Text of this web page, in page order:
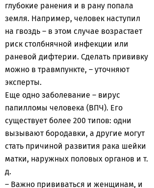
глубокие ранения и в рану попала
земля. Например, человек наступил
на гвоздь – в этом случае возрастает
риск столбнячной инфекции или
раневой дифтерии. Сделать прививку
можно в травмпункте, – уточняют
эксперты.
Еще одно заболевание – вирус
папилломы человека (ВПЧ). Его
существует более 200 типов: одни
вызывают бородавки, а другие могут
стать причиной развития рака шейки
матки, наружных половых органов и т.
д.
– Важно прививаться и женщинам, и